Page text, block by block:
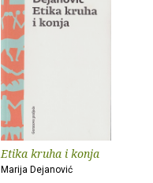
Etika kruha i konja
Marija Dejanović